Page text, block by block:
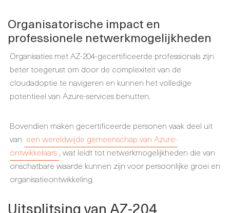
Organisatorische impact en
professionele netwerkmogelijkheden
Organisaties met AZ-204-gecertificeerde professionals zijn
beter toegerust om door de complexiteit van de
cloudadoptie te navigeren en kunnen het volledige
potentieel van Azure-services benutten.
Bovendien maken gecertificeerde personen vaak deel uit
van een wereldwijde gemeenschap van Azure-
ontwikkelaars , wat leidt tot netwerkmogelijkheden die van
onschatbare waarde kunnen zijn voor persoonlijke groei en
organisatieontwikkeling.
Uitsplitsing van AZ-204